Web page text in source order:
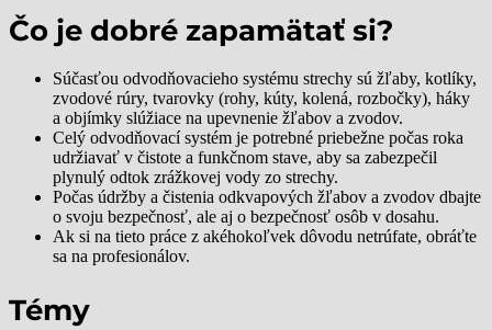
Čo je dobré zapamätať si?
Súčasťou odvodňovacieho systému strechy sú žľaby, kotlíky,
zvodové rúry, tvarovky (rohy, kúty, kolená, rozbočky), háky
a objímky slúžiace na upevnenie žľabov a zvodov.
Celý odvodňovací systém je potrebné priebežne počas roka
udržiavať v čistote a funkčnom stave, aby sa zabezpečil
plynulý odtok zrážkovej vody zo strechy.
Počas údržby a čistenia odkvapových žľabov a zvodov dbajte
o svoju bezpečnosť, ale aj o bezpečnosť osôb v dosahu.
Ak si na tieto práce z akéhokoľvek dôvodu netrúfate, obráťte
sa na profesionálov.
Témy